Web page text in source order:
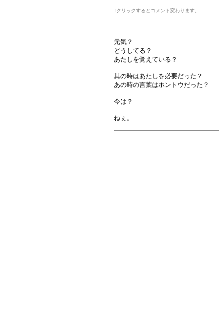
↑クリックするとコメント変わります。
元気？
どうしてる？
あたしを覚えている？
其の時はあたしを必要だった？
あの時の言葉はホントウだった？
今は？
ねぇ。